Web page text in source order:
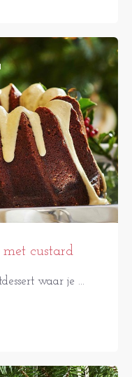
met custard
waar je ...